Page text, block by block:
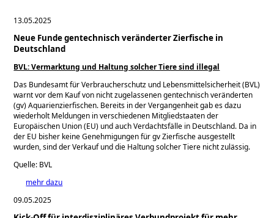
13.05.2025
Neue Funde gentechnisch veränderter Zierfische in
Deutschland
BVL: Vermarktung und Haltung solcher Tiere sind illegal
Das Bundesamt für Verbraucherschutz und Lebensmittelsicherheit (BVL)
warnt vor dem Kauf von nicht zugelassenen gentechnisch veränderten
(gv) Aquarienzierfischen. Bereits in der Vergangenheit gab es dazu
wiederholt Meldungen in verschiedenen Mitgliedstaaten der
Europäischen Union (EU) und auch Verdachtsfälle in Deutschland. Da in
der EU bisher keine Genehmigungen für gv Zierfische ausgestellt
wurden, sind der Verkauf und die Haltung solcher Tiere nicht zulässig.
Quelle: BVL
mehr dazu
09.05.2025